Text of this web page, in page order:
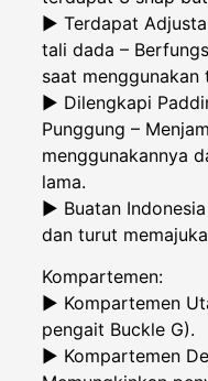
► Terdapat
tali dada –
saat menggunakan
► Dilengkapi
Punggung –
menggunakannya
lama.
► Buatan
dan turut
Kompartemen:
► Kompartemen
pengait Buckle G).
► Kompartemen